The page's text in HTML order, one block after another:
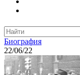
Биография
22/06/22